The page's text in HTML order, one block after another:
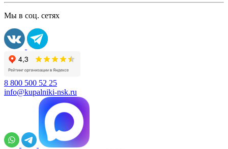
Мы в соц. сетях
8 800 500 52 25
info@kupalniki-nsk.ru